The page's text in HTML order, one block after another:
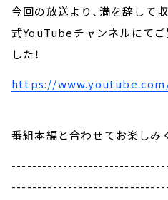
今回の放送より、満を辞して
式YouTubeチャンネルにて
した！
https://
番組本編と合わせてお楽しみ